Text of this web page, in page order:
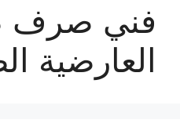
فني
العارضية